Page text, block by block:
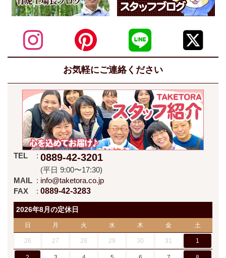
お気軽にご連絡ください
TEL 0889-42-3201
(平日 9:00〜17:30)
MAIL
info@taketora.co.jp
FAX
0889-42-3283
2026年8月の定休日
日 月 火 水 木 金 土
26 27 28 29 30 31 1